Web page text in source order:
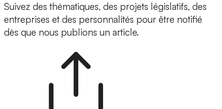
Suivez des thématiques, des projets législatifs, des
entreprises et des personnalités pour être notifié
dès que nous publions un article.